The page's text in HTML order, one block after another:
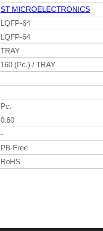
ST MICROELECTRONICS
LQFP-64
LQFP-64
TRAY
160 (Pc.) / TRAY
Pc.
0.60
-
PB-Free
RoHS